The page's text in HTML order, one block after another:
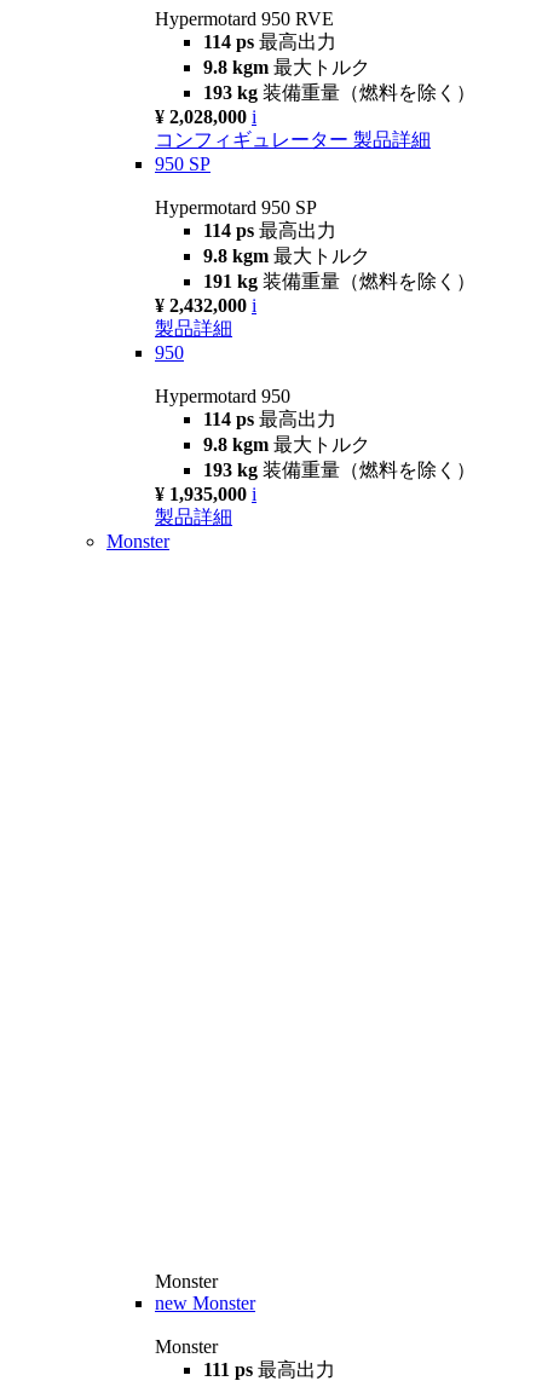
Hypermotard 950 RVE
114 ps 最高出力
9.8 kgm 最大トルク
193 kg 装備重量（燃料を除く）
¥ 2,028,000 i
コンフィギュレーター 製品詳細
950 SP
Hypermotard 950 SP
114 ps 最高出力
9.8 kgm 最大トルク
191 kg 装備重量（燃料を除く）
¥ 2,432,000 i
製品詳細
950
Hypermotard 950
114 ps 最高出力
9.8 kgm 最大トルク
193 kg 装備重量（燃料を除く）
¥ 1,935,000 i
製品詳細
Monster
Monster
new Monster
Monster
111 ps 最高出力